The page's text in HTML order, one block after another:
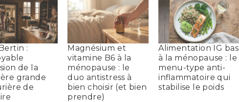
:
de la
grande
de
Magnésium et
vitamine B6 à la
ménopause : le
duo antistress à
bien choisir (et bien
prendre)
Alimentation IG bas
à la ménopause : le
menu-type anti-
inflammatoire qui
stabilise le poids